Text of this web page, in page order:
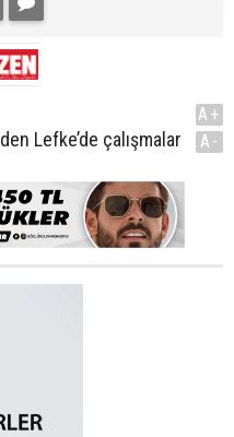
Lefke’de çalışmalar
A+
A-